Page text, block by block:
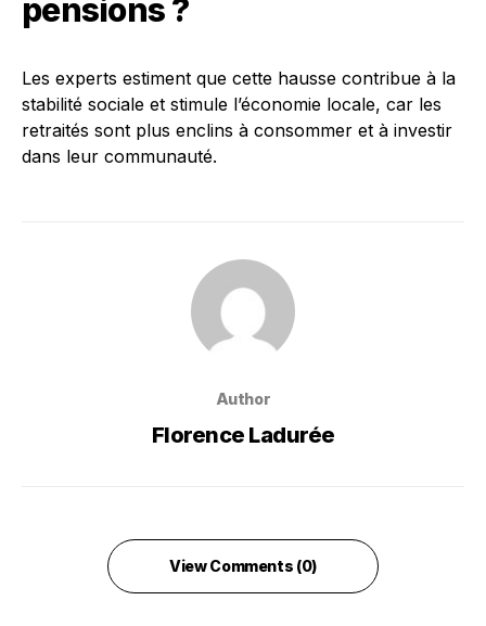
pensions ?
Les experts estiment que cette hausse contribue à la
stabilité sociale et stimule l’économie locale, car les
retraités sont plus enclins à consommer et à investir
dans leur communauté.
Author
Florence Ladurée
View Comments (0)